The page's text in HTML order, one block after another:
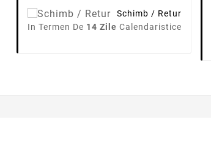
Schimb / Retur
In Termen De 14 Zile Calendaristice